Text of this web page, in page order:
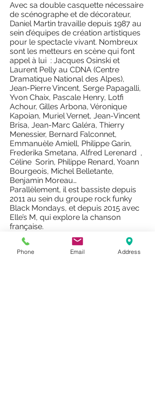
Avec sa double casquette nécessaire
de scénographe et de décorateur,
Daniel Martin travaille depuis 1987 au
sein d’équipes de création artistiques
pour le spectacle vivant. Nombreux
sont les metteurs en scène qui font
appel à lui : Jacques Osinski et
Laurent Pelly au CDNA (Centre
Dramatique National des Alpes),
Jean-Pierre Vincent, Serge Papagalli,
Yvon Chaix, Pascale Henry, Lotfi
Achour, Gilles Arbona, Véronique
Kapoian, Muriel Vernet, Jean-Vincent
Brisa, Jean-Marc Galéra, Thierry
Menessier, Bernard Falconnet,
Emmanuèle Amiell, Philippe Garin,
Frederika Smetana, Alfred Lerenard ,
Céline Sorin, Philippe Renard, Yoann
Bourgeois, Michel Belletante,
Benjamin Moreau…
Parallèlement, il est bassiste depuis
2011 au sein du groupe rock funky
Black Mondays, et depuis 2015 avec
Elle’s M, qui explore la chanson
française.
Phone Email Address